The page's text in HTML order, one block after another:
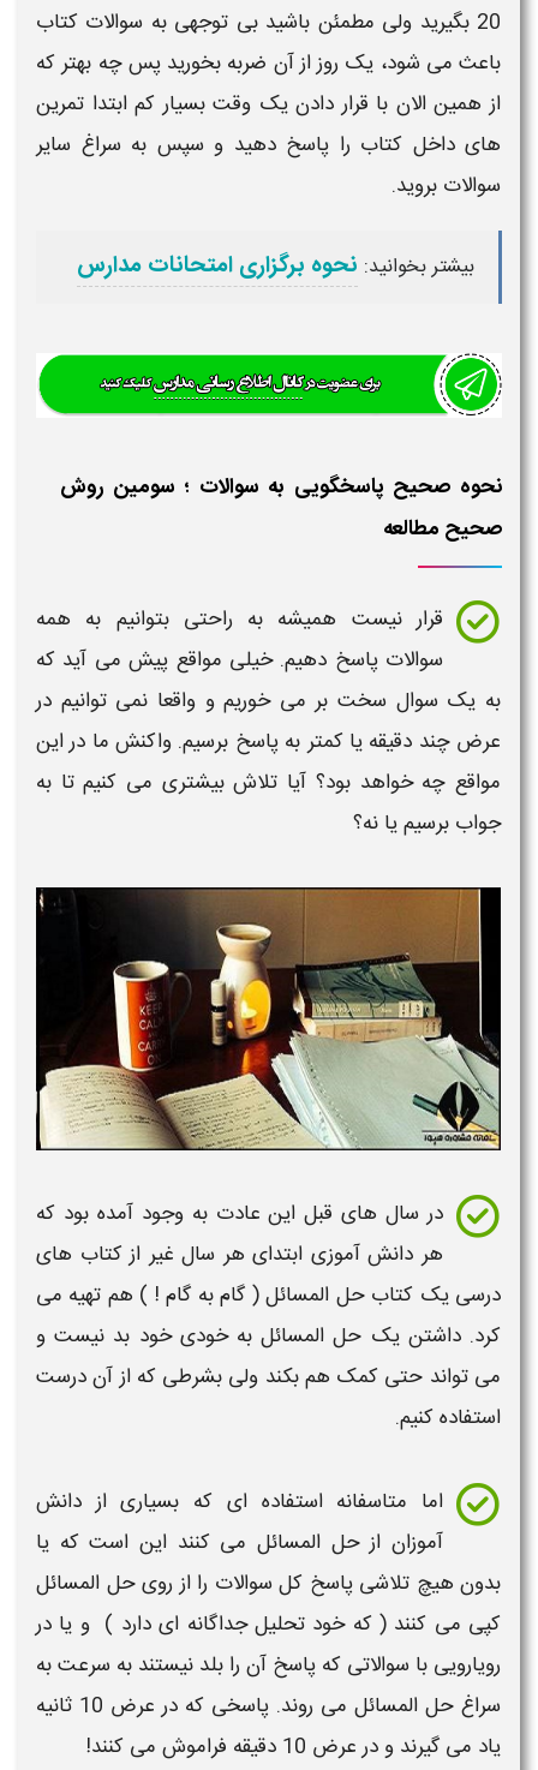
20 بگیرید ولی مطمئن باشید بی توجهی به
سوالات کتاب
باعث می شود، یک روز از آن ضربه بخورید پس چه بهتر که
از همین الان با قرار دادن یک وقت بسیار کم ابتدا تمرین
های داخل کتاب را پاسخ دهید و سپس به سراغ سایر
سوالات بروید.
بیشتر بخوانید: نحوه برگزاری امتحانات مدارس
نحوه صحیح پاسخگویی به سوالات ؛ سومین روش
صحیح مطالعه
قرار نیست همیشه به راحتی بتوانیم به همه
سوالاتپاسخ دهیم. خیلی مواقع پیش می آید که
به یک سوال سخت بر می خوریم و واقعا نمی توانیم در
عرض چند دقیقه یا کمتر به پاسخ برسیم. واکنش ما در این
مواقع چه خواهد بود؟ آیا تلاش بیشتری می کنیم تا به
جواب برسیم یا نه؟
در سال های قبل این عادت به وجود آمده بود که
هر دانش آموزی ابتدای هر سال غیر از کتاب های
درسییک کتاب حل المسائل( گام به گام ! ) هم تهیه می
کرد. داشتن یک حل المسائلبه خودی خود بد نیست و
می تواند حتی کمک هم بکند ولی بشرطی که از آن درست
استفاده کنیم.
اما متاسفانه استفاده ای که بسیاری از دانش
آموزان از حل المسائل می کنند این است که یا
بدون هیچ تلاشی پاسخ کل سوالات را از رویحل المسائل
کپی می کنند ( که خود تحلیل جداگانه ای دارد ) و یا در
رویارویی با سوالاتی که پاسخ آن را بلد نیستند به سرعت به
سراغ حل المسائل
می روند. پاسخی که در عرض 10 ثانیه
یاد می گیرند و در عرض 10 دقیقه فراموش می کنند!